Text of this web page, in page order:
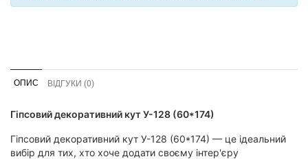
ОПИС ВІДГУКИ (0)
Гіпсовий декоративний кут У-128 (60*174)
Гіпсовий декоративний кут У-128 (60*174) — це ідеальний
вибір для тих, хто хоче додати своєму інтер'єру